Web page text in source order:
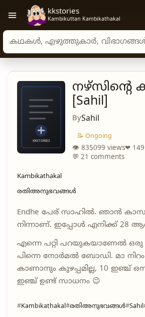
Open navigation menu
kkstories
Kambikuttan Kambikathakal
Search stories, authors, and categories
നഴ്സിന്റെ
[Sahil]
BySahil
📝 Ongoing
👁 835099 views❤
💬 21 comments
Kambikathakal
രതിഅനുഭവങ്ങൾ
Endhe പേര് സാഹിൽ. ഞാൻ
നിന്നാണ്. ഇപ്പോൾ എനിക്ക്
എന്നെ പറ്റി പറയുകയാണേൽ ഒരു
പിന്നെ നോർമൽ ബോഡി. മാ
കാണാനും കുഴപ്പമില്ല, 10 ഇഞ്ച്
ഇഞ്ച് ഉണ്ട് സാധനം 😉
Kambikathakal രതിഅനുഭവങ്ങൾ Sahil